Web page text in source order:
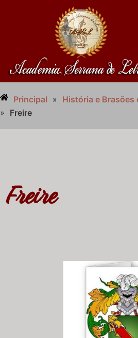
Principal » História e Brasões
» Freire
Freire